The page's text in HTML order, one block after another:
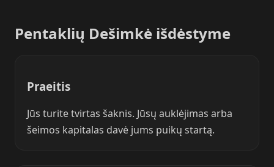
Pentaklių Dešimkė išdėstyme
Praeitis
Jūs turite tvirtas šaknis. Jūsų auklėjimas arba
šeimos kapitalas davė jums puikų startą.